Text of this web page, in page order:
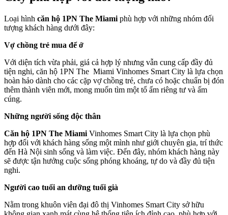
Loại hình căn hộ 1PN The Miami phù hợp với những nhóm đối
tượng khách hàng dưới đây:
Vợ chồng trẻ mua để ở
Với diện tích vừa phải, giá cả hợp lý nhưng vẫn cung cấp đầy đủ
tiện nghi, căn hộ 1PN The Miami Vinhomes Smart City là lựa chọn
hoàn hảo dành cho các cặp vợ chồng trẻ, chưa có hoặc chuẩn bị đón
thêm thành viên mới, mong muốn tìm một tổ ấm riêng tư và ấm
cúng.
Những người sống độc thân
Căn hộ 1PN The Miami Vinhomes Smart City là lựa chọn phù
hợp đối với khách hàng sống một mình như giới chuyên gia, trí thức
đến Hà Nội sinh sống và làm việc. Đến đây, nhóm khách hàng này
sẽ được tận hưởng cuộc sống phóng khoáng, tự do và đầy đủ tiện
nghi.
Người cao tuổi an dưỡng tuổi già
Nằm trong khuôn viên đại đô thị Vinhomes Smart City sở hữu